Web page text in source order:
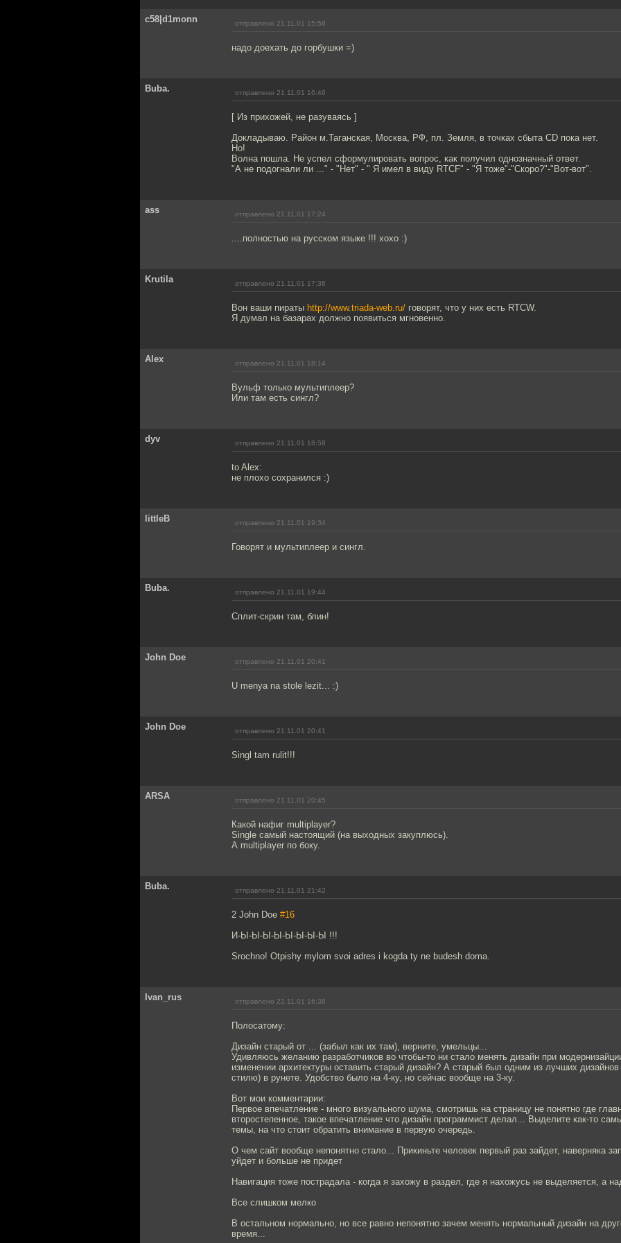
c58|d1monn отправлено 21.11.01 15:58
надо доехать до горбушки =)
Buba. отправлено 21.11.01 16:46
[ Из прихожей, не разуваясь ]
Докладываю. Район м.Таганская, Москва, РФ, пл. Земля, в точках сбыта CD пока нет.
Но!
Волна пошла. Не успел сформулировать вопрос, как получил однозначный ответ.
"А не подогнали ли ..." - "Нет" - " Я имел в виду RTCF" - "Я тоже"-"Скоро?"-"Вот-вот".
ass отправлено 21.11.01 17:24
....полностью на русском языке !!! хохо :)
Krutila отправлено 21.11.01 17:36
Вон ваши пираты http://www.triada-web.ru/ говорят, что у них есть RTCW.
Я думал на базарах должно появиться мгновенно.
Alex отправлено 21.11.01 18:14
Вульф только мультиплеер?
Или там есть сингл?
dyv отправлено 21.11.01 18:58
to Alex:
не плохо сохранился :)
littleB отправлено 21.11.01 19:34
Говорят и мультиплеер и сингл.
Buba. отправлено 21.11.01 19:44
Сплит-скрин там, блин!
John Doe отправлено 21.11.01 20:41
U menya na stole lezit... :)
John Doe отправлено 21.11.01 20:41
Singl tam rulit!!!
ARSA отправлено 21.11.01 20:45
Какой нафиг multiplayer?
Single самый настоящий (на выходных закуплюсь).
А multiplayer по боку.
Buba. отправлено 21.11.01 21:42
2 John Doe #16
И-Ы-Ы-Ы-Ы-Ы-Ы-Ы-Ы !!!
Srochno! Otpishy mylom svoi adres i kogda ty ne budesh doma.
Ivan_rus отправлено 22.11.01 16:38
Полосатому:
Дизайн старый от ... (забыл как их там), верните, умельцы...
Удивляюсь желанию разработчиков во чтобы-то ни стало менять дизайн при
изменении архитектуры оставить старый дизайн? А старый был одним из лучших дизайнов
стилю) в рунете. Удобство было на 4-ку, но сейчас вообще на 3-ку.
Вот мои комментарии:
Первое впечатление - много визуального шума, смотришь на страницу не понятно где
второстепенное, такое впечатление что дизайн программист делал... Выделите как-то
темы, на что стоит обратить внимание в первую очередь.
О чем сайт вообще непонятно стало... Прикиньте человек первый раз зайдет, наверняка
уйдет и больше не придет
Навигация тоже пострадала - когда я захожу в раздел, где я нахожусь не выделяется, а
Все слишком мелко
В остальном нормально, но все равно непонятно зачем менять нормальный дизайн на
время...